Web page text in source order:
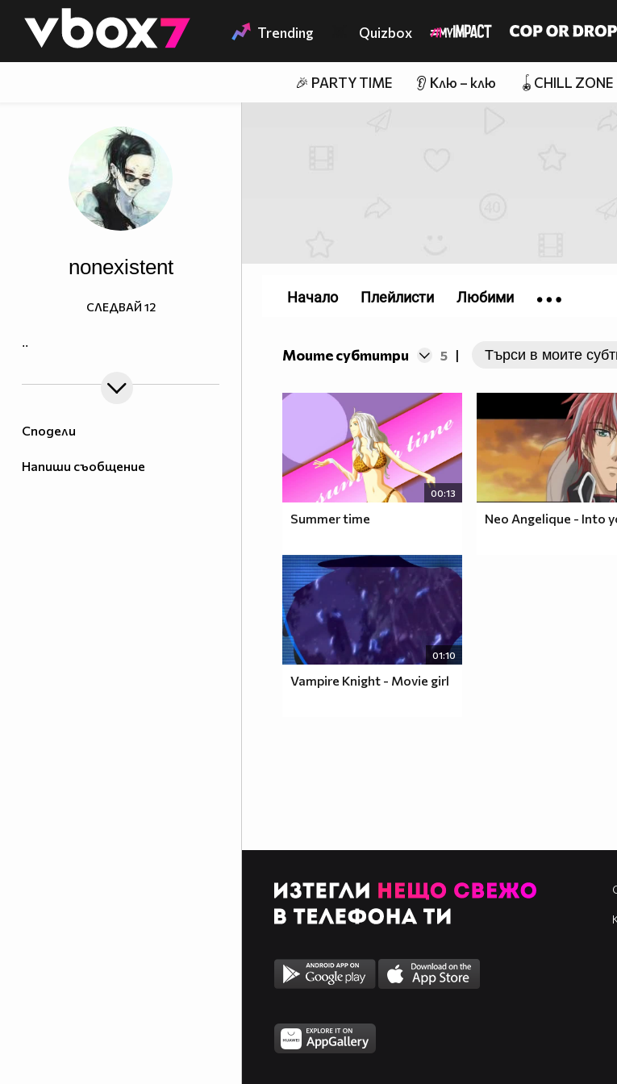
👾 Trending Quizbox
🎉 PARTY TIME 👂 Клю – клю 🪀CHILL ZONE
Сподели
Напиши съобщение
nonexistent
..
СЛЕДВАЙ 12
Моите субтитри 5 |
00:13
Summer time Neo Angelique - Into
01:10
Vampire Knight - Movie girl
Начало Плейлисти Любими